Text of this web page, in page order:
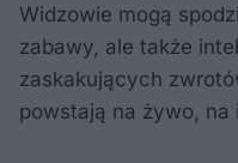
Widzowie mogą
zabawy, ale także
zaskakujących
powstają na żywo, na